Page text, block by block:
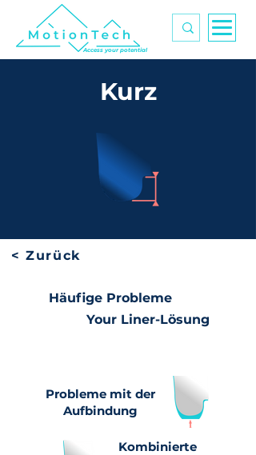
Access your potential
Kurz
< Zurück
Häufige Probleme
Your Liner-Lösung
Probleme mit der
Aufbindung
Kombinierte